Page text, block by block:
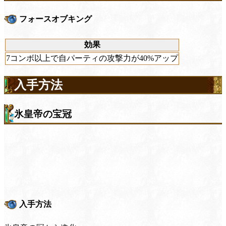
フォースオブキング
効果
7コンボ以上で自パーティの攻撃力が40%アップ
入手方法
氷皇帝の宝冠
入手方法